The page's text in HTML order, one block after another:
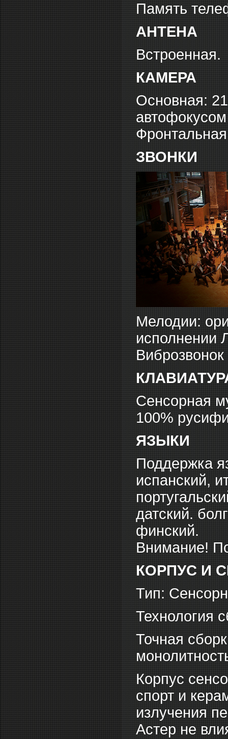
Память
АНТЕНА
Встроенная.
КАМЕРА
Основная:
ЗВОНКИ
Мелодии:
исполнении
Виброзвонок
Сенсорная
100%
ЯЗЫКИ
Поддержка
испанский,
датский.
финский.
Внимание!
КОРПУС И
Тип:
Технология
Точная
Корпус
спорт и
излучения
Астер не